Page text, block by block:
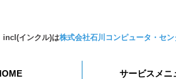
incl(インクル)は株式会社石川コンピュータ・セン
サービスメニ